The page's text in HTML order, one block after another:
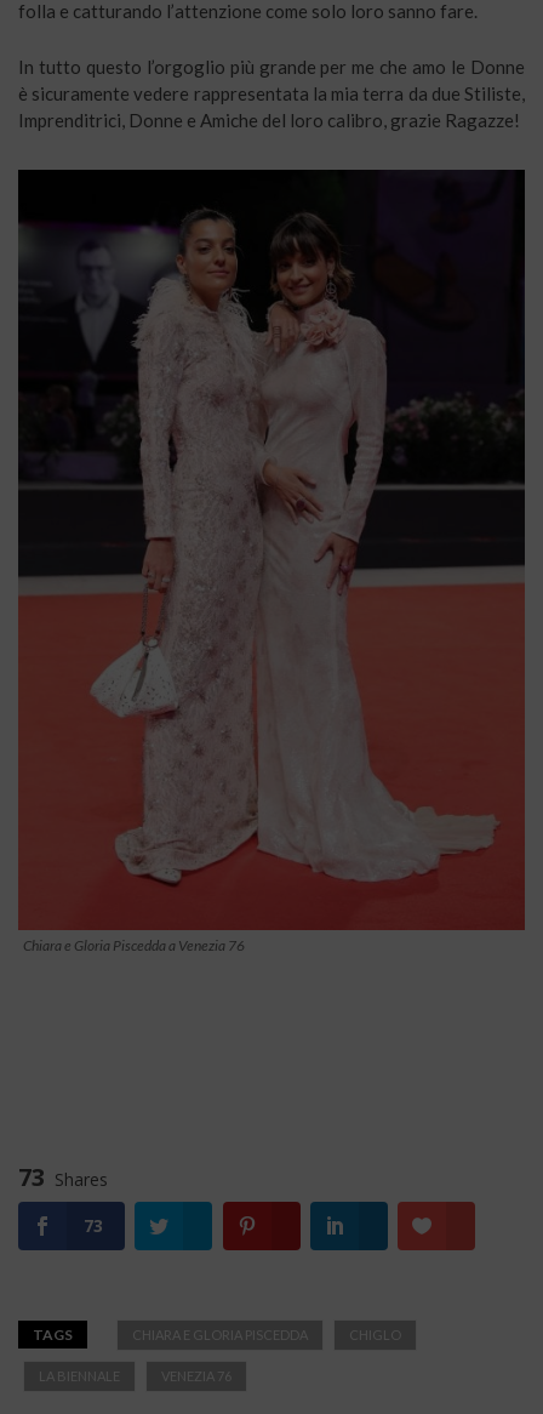
folla e catturando l’attenzione come solo loro sanno fare.
In tutto questo l’orgoglio più grande per me che amo le Donne
è sicuramente vedere rappresentata la mia terra da due Stiliste,
Imprenditrici, Donne e Amiche del loro calibro, grazie Ragazze!
Chiara e Gloria Piscedda a Venezia 76
73 Shares
73
TAGS CHIARA E GLORIA PISCEDDA CHIGLO
LA BIENNALE VENEZIA 76